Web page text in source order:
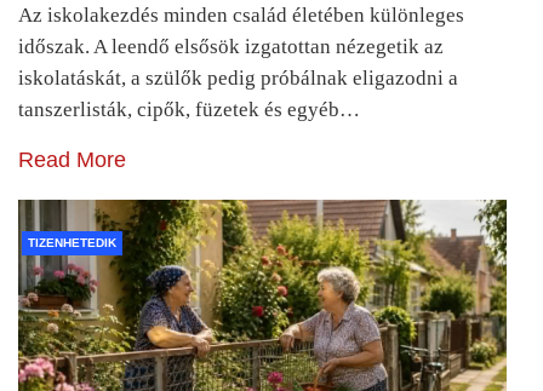
Az iskolakezdés minden család életében különleges
időszak. A leendő elsősök izgatottan nézegetik az
iskolatáskát, a szülők pedig próbálnak eligazodni a
tanszerlisták, cipők, füzetek és egyéb…
Read More
TIZENHETEDIK